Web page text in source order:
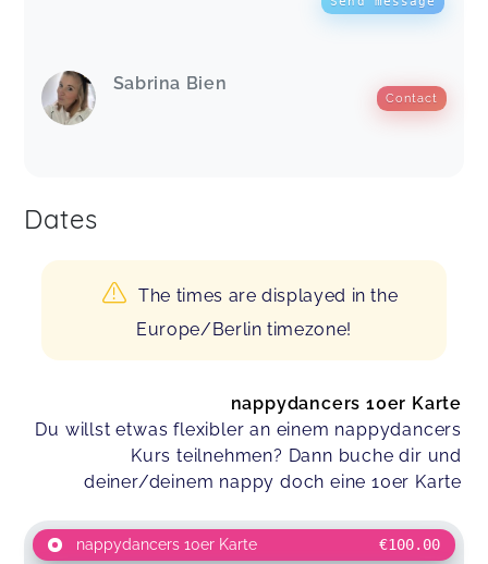
Sabrina Bien
Contact
Dates
The times are displayed in the
Europe/Berlin timezone!
nappydancers 10er Karte
Du willst etwas flexibler an einem nappydancers
Kurs teilnehmen? Dann buche dir und
deiner/deinem nappy doch eine 10er Karte
nappydancers 10er Karte €100.00